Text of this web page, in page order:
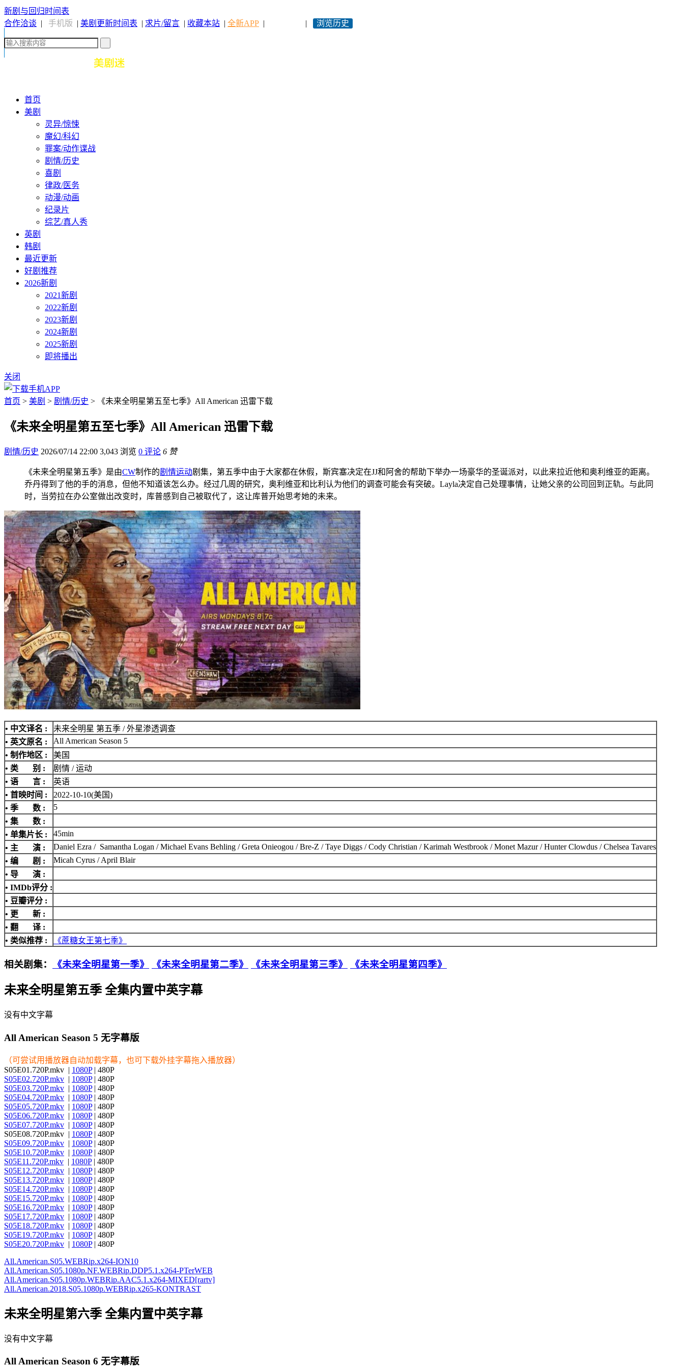
新剧与回归时间表
合作洽谈 | 手机版 | 美剧更新时间表 | 求片/留言 | 收藏本站 | 全新APP | | 浏览历史
首页
美剧
灵异/惊悚
魔幻/科幻
罪案/动作谍战
剧情/历史
喜剧
律政/医务
动漫/动画
纪录片
综艺/真人秀
英剧
韩剧
最近更新
好剧推荐
2026新剧
2021新剧
2022新剧
2023新剧
2024新剧
2025新剧
即将播出
关闭
首页 > 美剧 > 剧情/历史 > 《未来全明星第五至七季》All American 迅雷下载
《未来全明星第五至七季》All American 迅雷下载
剧情/历史 2026/07/14 22:00 3,043 浏览 0 评论 6 赞
《未来全明星第五季》是由CW制作的剧情运动剧集，第五季中由于大家都在休假，斯宾塞决定在JJ和阿舍的帮助下举办一场豪华的圣诞派对，以此来拉近他和奥利维亚的距离。
乔丹得到了他的手的消息，但他不知道该怎么办。经过几周的研究，奥利维亚和比利认为他们的调查可能会有突破。Layla决定自己处理事情，让她父亲的公司回到正轨。与此同
时，当劳拉在办公室做出改变时，库普感到自己被取代了，这让库普开始思考她的未来。
• 中文译名 :
未来全明星 第五季 / 外星渗透调查
• 英文原名 :
All American Season 5
• 制作地区 :
美国
• 类 别 :
剧情 / 运动
• 语 言 :
英语
• 首映时间 :
2022-10-10(美国)
• 季 数 :
5
• 集 数 :
• 单集片长 :
45min
• 主 演 :
Daniel Ezra / Samantha Logan / Michael Evans Behling / Greta Onieogou / Bre-Z / Taye Diggs / Cody Christian / Karimah Westbrook / Monet Mazur / Hunter Clowdus / Chelsea Tavares
• 编 剧 :
Micah Cyrus / April Blair
• 导 演 :
• IMDb评分 :
• 豆瓣评分 :
• 更 新 :
• 翻 译 :
• 类似推荐 :
《蔗糖女王第七季》
相关剧集： 《未来全明星第一季》 《未来全明星第二季》 《未来全明星第三季》 《未来全明星第四季》
未来全明星第五季 全集内置中英字幕
没有中文字幕
All American Season 5 无字幕版
（可尝试用播放器自动加载字幕，也可下载外挂字幕拖入播放器）
S05E01.720P.mkv | 1080P| 480P
S05E02.720P.mkv | 1080P| 480P
S05E03.720P.mkv | 1080P| 480P
S05E04.720P.mkv | 1080P| 480P
S05E05.720P.mkv | 1080P| 480P
S05E06.720P.mkv | 1080P| 480P
S05E07.720P.mkv | 1080P| 480P
S05E08.720P.mkv | 1080P| 480P
S05E09.720P.mkv | 1080P| 480P
S05E10.720P.mkv | 1080P| 480P
S05E11.720P.mkv | 1080P| 480P
S05E12.720P.mkv | 1080P| 480P
S05E13.720P.mkv | 1080P| 480P
S05E14.720P.mkv | 1080P| 480P
S05E15.720P.mkv | 1080P| 480P
S05E16.720P.mkv | 1080P| 480P
S05E17.720P.mkv | 1080P| 480P
S05E18.720P.mkv | 1080P| 480P
S05E19.720P.mkv | 1080P| 480P
S05E20.720P.mkv | 1080P| 480P
All.American.S05.WEBRip.x264-ION10
All.American.S05.1080p.NF.WEBRip.DDP5.1.x264-PTerWEB
All.American.S05.1080p.WEBRip.AAC5.1.x264-MIXED[rartv]
All.American.2018.S05.1080p.WEBRip.x265-KONTRAST
未来全明星第六季 全集内置中英字幕
没有中文字幕
All American Season 6 无字幕版